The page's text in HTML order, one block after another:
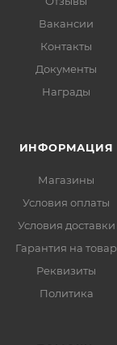
Вакансии
Контакты
Документы
Награды
ИНФОРМАЦИЯ
Магазины
Условия оплаты
Условия доставки
Гарантия на товар
Реквизиты
Политика